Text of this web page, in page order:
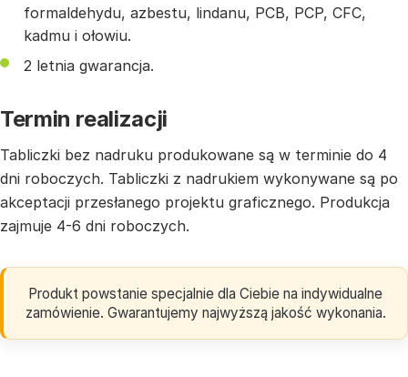
formaldehydu, azbestu, lindanu, PCB, PCP, CFC,
kadmu i ołowiu.
2 letnia gwarancja.
Termin realizacji
Tabliczki bez nadruku produkowane są w terminie do 4
dni roboczych. Tabliczki z nadrukiem wykonywane są po
akceptacji przesłanego projektu graficznego. Produkcja
zajmuje 4-6 dni roboczych.
Produkt powstanie specjalnie dla Ciebie na indywidualne
zamówienie. Gwarantujemy najwyższą jakość wykonania.